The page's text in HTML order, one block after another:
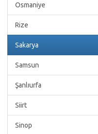
Osmaniye
Rize
Sakarya
Samsun
Şanlıurfa
Siirt
Sinop